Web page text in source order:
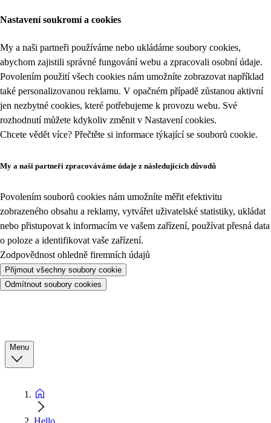
Nastavení soukromí a cookies
My a naši partneři používáme nebo ukládáme soubory cookies,
abychom zajistili správné fungování webu a zpracovali osobní údaje.
Povolením použití všech cookies nám umožníte zobrazovat například
také personalizovanou reklamu. V opačném případě zůstanou aktivní
jen nezbytné cookies, které potřebujeme k provozu webu. Své
rozhodnutí můžete kdykoliv změnit v Nastavení cookies.
Chcete vědět více? Přečtěte si informace týkající se souborů cookie.
My a naši partneři zpracováváme údaje z následujících důvodů
Povolením souborů cookies nám umožníte měřit efektivitu
zobrazeného obsahu a reklamy, vytvářet uživatelské statistiky, ukládat
nebo přistupovat k informacím ve vašem zařízení, používat přesná data
o poloze a identifikovat vaše zařízení.
Zodpovědnost ohledně firemních údajů
Přijmout všechny soubory cookie
Odmítnout soubory cookies
Menu
Hello